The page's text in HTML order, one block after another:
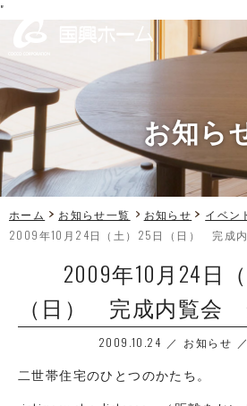
"
お知ら
ホーム お知らせ一覧 お知らせ
イベン
2009年10月24日（土）25日（日） 完成
2009年10月24日
（日） 完成内覧会
2009.10.24 お知らせ
二世帯住宅のひとつのかたち。